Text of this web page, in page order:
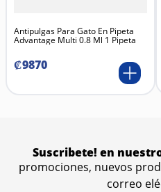
Antipulgas Para Gato En Pipeta
Advantage Multi 0.8 Ml 1 Pipeta
₡9870
Suscribete! en
promociones, nuevos
correo